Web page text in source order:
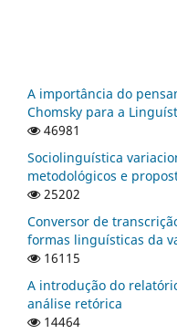
A importância do
Chomsky para a
46981
Sociolinguística
metodológicos e
25202
Conversor de
formas linguísticas da
16115
A introdução do
análise retórica
14464